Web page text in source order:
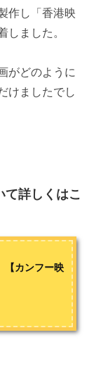
作し「香港映
しました。
がどのように
けましたでし
て詳しくはこ
カンフー映